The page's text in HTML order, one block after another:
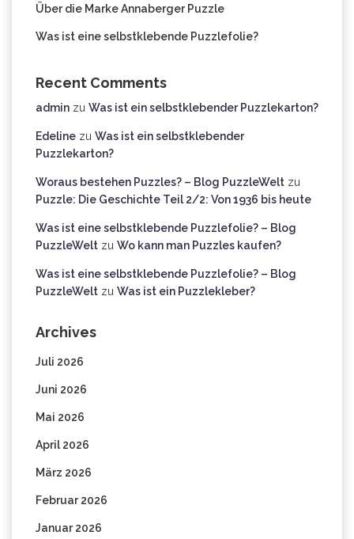
Über die Marke Annaberger Puzzle
Was ist eine selbstklebende Puzzlefolie?
Recent Comments
admin zu Was ist ein selbstklebender Puzzlekarton?
Edeline zu Was ist ein selbstklebender
Puzzlekarton?
Woraus bestehen Puzzles? – Blog PuzzleWelt zu
Puzzle: Die Geschichte Teil 2/2: Von 1936 bis heute
Was ist eine selbstklebende Puzzlefolie? – Blog
PuzzleWelt zu Wo kann man Puzzles kaufen?
Was ist eine selbstklebende Puzzlefolie? – Blog
PuzzleWelt zu Was ist ein Puzzlekleber?
Archives
Juli 2026
Juni 2026
Mai 2026
April 2026
März 2026
Februar 2026
Januar 2026